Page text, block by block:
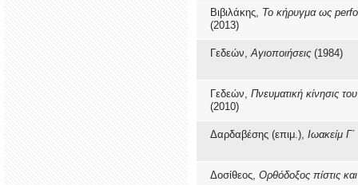
Βιβιλάκης, Το κήρυγμα ως
(2013)
Γεδεών,Αγιοποιήσεις (1984)
Γεδεών, Πνευματική κίνησις
(2010)
Δαρδαβέσης (επιμ.), Ιωακείμ Γ΄
Δοσίθεος, Ορθόδοξος πίστις